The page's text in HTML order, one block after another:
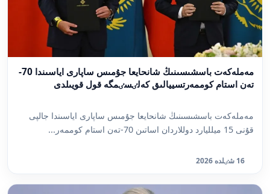
مەملەكەت باسشىسىنىڭ شانحايعا جۇمىس ساپارى اياسىندا 70-
تەن استام كوممەرتسييالىق كەلٸسٸمگە قول قويىلدى
مەملەكەت باسشىسىنىڭ شانحايعا جۇمىس ساپارى اياسىندا جالپى
قۇنى 15 ميلليارد دوللاردان اساتىن 70-تەن استام كوممەر...
16 شٸلدە 2026